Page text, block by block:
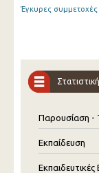
Έγκυρες συμμετοχές
Παρουσίαση -
Εκπαίδευση
Εκπαιδευτικές